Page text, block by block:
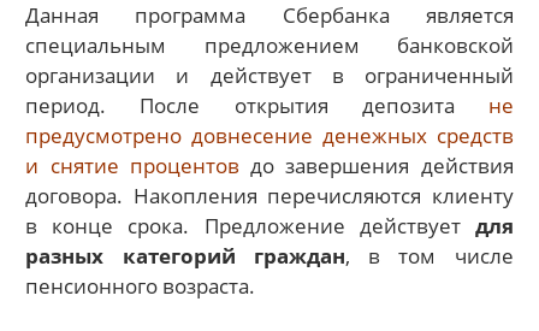
Данная программа Сбербанка является
специальным предложением банковской
организации и действует в ограниченный
период. После открытия депозита не
предусмотрено довнесение денежных средств
и снятие процентов до завершения действия
договора. Накопления перечисляются клиенту
в конце срока. Предложение действует для
разных категорий граждан, в том числе
пенсионного возраста.